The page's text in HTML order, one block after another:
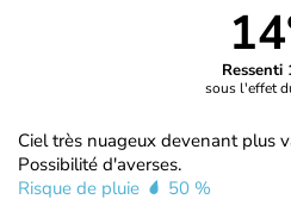
Ressenti
sous l'effet
Ciel très nuageux devenant plus
Possibilité d'averses.
Risque de pluie
50 %